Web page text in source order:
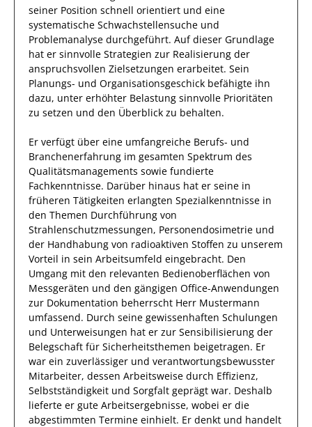
seiner Position schnell orientiert und eine
systematische Schwachstellensuche und
Problemanalyse durchgeführt. Auf dieser Grundlage
hat er sinnvolle Strategien zur Realisierung der
anspruchsvollen Zielsetzungen erarbeitet. Sein
Planungs- und Organisationsgeschick befähigte ihn
dazu, unter erhöhter Belastung sinnvolle Prioritäten
zu setzen und den Überblick zu behalten.
Er verfügt über eine umfangreiche Berufs- und
Branchenerfahrung im gesamten Spektrum des
Qualitätsmanagements sowie fundierte
Fachkenntnisse. Darüber hinaus hat er seine in
früheren Tätigkeiten erlangten Spezialkenntnisse in
den Themen Durchführung von
Strahlenschutzmessungen, Personendosimetrie und
der Handhabung von radioaktiven Stoffen zu unserem
Vorteil in sein Arbeitsumfeld eingebracht. Den
Umgang mit den relevanten Bedienoberflächen von
Messgeräten und den gängigen Office-Anwendungen
zur Dokumentation beherrscht Herr Mustermann
umfassend. Durch seine gewissenhaften Schulungen
und Unterweisungen hat er zur Sensibilisierung der
Belegschaft für Sicherheitsthemen beigetragen. Er
war ein zuverlässiger und verantwortungsbewusster
Mitarbeiter, dessen Arbeitsweise durch Effizienz,
Selbstständigkeit und Sorgfalt geprägt war. Deshalb
lieferte er gute Arbeitsergebnisse, wobei er die
abgestimmten Termine einhielt. Er denkt und handelt